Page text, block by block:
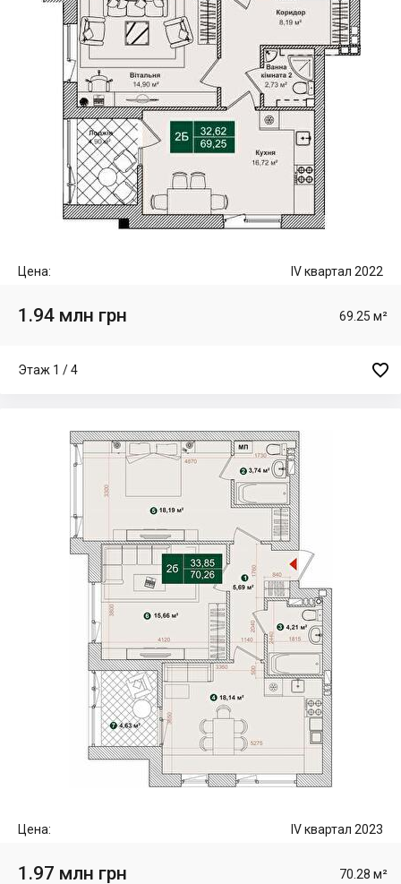
Цена: IV квартал 2022
1.94 млн грн 69.25 м²
Этаж 1 / 4 
Цена: IV квартал 2023
1.97 млн грн 70.28 м²